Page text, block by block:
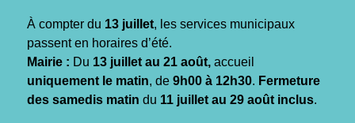
À compter du 13 juillet, les services municipaux
passent en horaires d’été.
Mairie : Du 13 juillet au 21 août, accueil
uniquement le matin, de 9h00 à 12h30. Fermeture
des samedis matin du 11 juillet au 29 août inclus.